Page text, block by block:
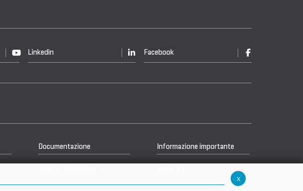
Linkedin Facebook
Documentazione Informazione importante
x